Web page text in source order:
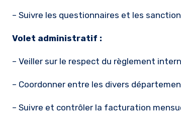
– Suivre les questionnaires et les
Volet administratif :
– Veiller sur le respect du règlement
– Coordonner entre les divers
– Suivre et contrôler la facturation